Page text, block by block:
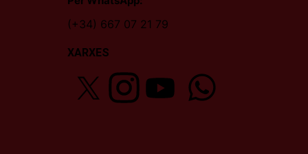
(+34) 667 07 21 79
XARXES